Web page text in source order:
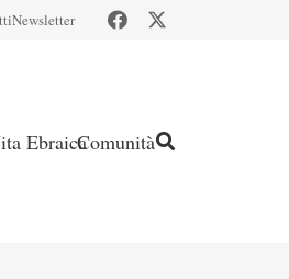
Newsletter
EbraicaComunità